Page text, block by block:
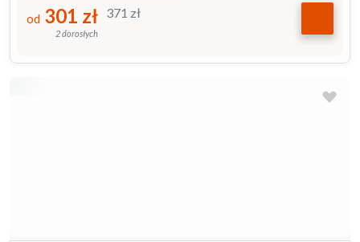
371 zł
od 301 zł
2 dorosłych